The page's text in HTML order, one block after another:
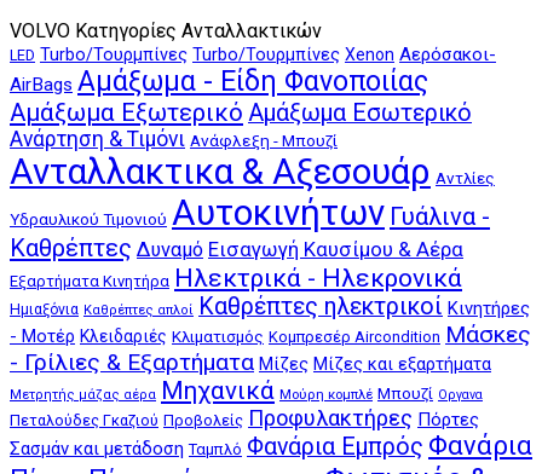
VOLVO Κατηγορίες Ανταλλακτικών
LED Turbo/Τουρμπίνες Turbo/Τουρμπίνες Xenon Αερόσακοι-
AirBags Αμάξωμα - Είδη Φανοποιίας
Αμάξωμα Εξωτερικό Αμάξωμα Εσωτερικό
Ανάρτηση & Τιμόνι Ανάφλεξη - Μπουζί
Ανταλλακτικα & Αξεσουάρ Αντλίες
Υδραυλικού Τιμονιού Αυτοκινήτων Γυάλινα -
Καθρέπτες Δυναμό Εισαγωγή Καυσίμου & Αέρα
Εξαρτήματα Κινητήρα Ηλεκτρικά - Ηλεκρονικά
Ημιαξόνια Καθρέπτες απλοί Καθρέπτες ηλεκτρικοί Κινητήρες
- Μοτέρ Κλειδαριές Κλιματισμός Κομπρεσέρ Aircondition Μάσκες
- Γρίλιες & Εξαρτήματα Μίζες Μίζες και εξαρτήματα
Μετρητής μάζας αέρα Μηχανικά Μούρη κομπλέ Μπουζί Οργανα
Πεταλούδες Γκαζιού Προβολείς Προφυλακτήρες Πόρτες
Σασμάν και μετάδοση Ταμπλό Φανάρια Εμπρός Φανάρια